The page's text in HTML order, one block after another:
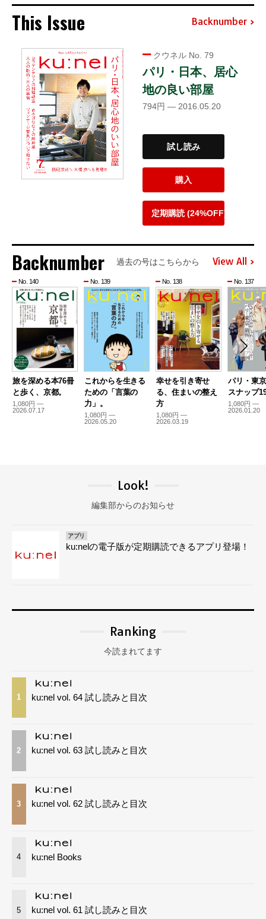
This Issue Backnumber
クウネル No. 79
パリ・日本、居心
地の良い部屋
794円 — 2016.05.20
試し読み
購入
定期購読 (24%OFF)
Backnumber 過去の号はこちらから View All
No. 140
旅を深める本76冊
と歩く、京都。
1,080円 —
2026.07.17
No. 139
これからを生きる
ための「言葉の
力」。
1,080円 —
2026.05.20
No. 138
幸せを引き寄せ
る、住まいの整え
方
1,080円 —
2026.03.19
No. 137
パリ・東
スナップ
1,080円 —
2026.01.20
Look!
編集部からのお知らせ
アプリ
ku:nelの電子版が定期購読できるアプリ登場！
Ranking
今読まれてます
1 ku:nel vol. 64 試し読みと目次
2 ku:nel vol. 63 試し読みと目次
3 ku:nel vol. 62 試し読みと目次
4 ku:nel Books
5 ku:nel vol. 61 試し読みと目次